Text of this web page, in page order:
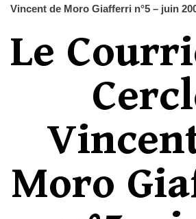
Vincent de Moro Giafferri n°5 – juin
Le
Moro